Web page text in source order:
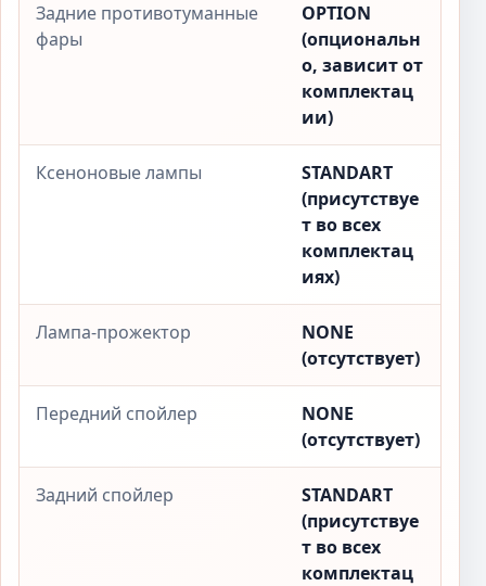
Задние противотуманные
фары
OPTION
(опциональн
о, зависит от
комплектац
ии)
Ксеноновые лампы
STANDART
(присутствуе
т во всех
комплектац
иях)
Лампа-прожектор
NONE
(отсутствует)
Передний спойлер
NONE
(отсутствует)
Задний спойлер
STANDART
(присутствуе
т во всех
комплектац